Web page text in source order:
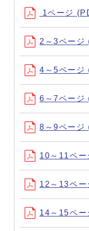
1ページ
2～3ページ
4～5ページ
6～7ページ
8～9ページ
10～11ペ
12～13ペ
14～15ペ